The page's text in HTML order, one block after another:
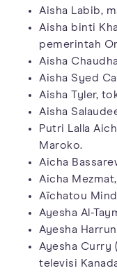
Aisha Labib,
Aisha binti
pemerintah
Aisha
Aisha Syed
Aisha Tyler,
Aisha
Putri Lalla
Maroko.
Aicha
Aicha
Aïchatou
Ayesha Al-
Ayesha
Ayesha Curry
televisi